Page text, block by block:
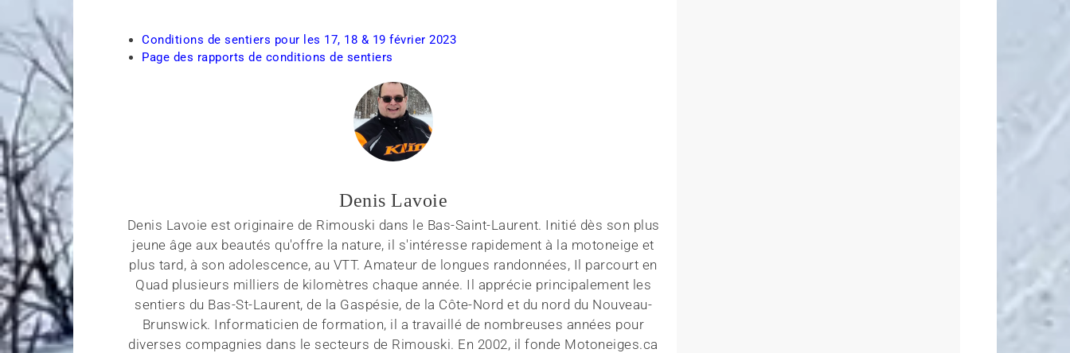
Conditions de sentiers pour les 17, 18 & 19 février 2023
Page des rapports de conditions de sentiers
Denis Lavoie
Denis Lavoie est originaire de Rimouski dans le Bas-Saint-Laurent. Initié dès son plus
jeune âge aux beautés qu'offre la nature, il s'intéresse rapidement à la motoneige et
plus tard, à son adolescence, au VTT. Amateur de longues randonnées, Il parcourt en
Quad plusieurs milliers de kilomètres chaque année. Il apprécie principalement les
sentiers du Bas-St-Laurent, de la Gaspésie, de la Côte-Nord et du nord du Nouveau-
Brunswick. Informaticien de formation, il a travaillé de nombreuses années pour
diverses compagnies dans le secteurs de Rimouski. En 2002, il fonde Motoneiges.ca